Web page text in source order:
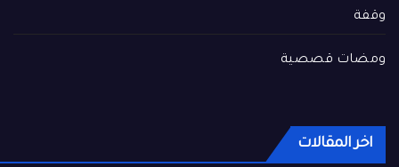
وقفة
ومضات قصصية
اخر المقالات